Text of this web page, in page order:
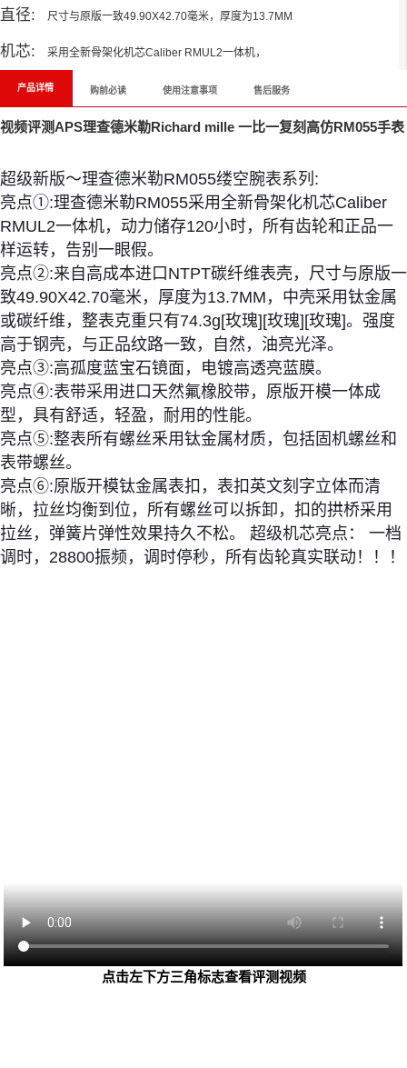
直径: 尺寸与原版一致49.90X42.70毫米，厚度为13.7MM
机芯: 采用全新骨架化机芯Caliber RMUL2一体机，
产品详情 购前必读 使用注意事项 售后服务
视频评测APS理查德米勒Richard mille 一比一复刻高仿RM055手表
超级新版～理查德米勒RM055缕空腕表系列:
亮点①:理查德米勒RM055采用全新骨架化机芯Caliber
RMUL2一体机，动力储存120小时，所有齿轮和正品一
样运转，告别一眼假。
亮点②:来自高成本进口NTPT碳纤维表壳，尺寸与原版一
致49.90X42.70毫米，厚度为13.7MM，中壳采用钛金属
或碳纤维，整表克重只有74.3g[玫瑰][玫瑰][玫瑰]。强度
高于钢壳，与正品纹路一致，自然，油亮光泽。
亮点③:高孤度蓝宝石镜面，电镀高透亮蓝膜。
亮点④:表带采用进口天然氟橡胶带，原版开模一体成
型，具有舒适，轻盈，耐用的性能。
亮点⑤:整表所有螺丝釆用钛金属材质，包括固机螺丝和
表带螺丝。
亮点⑥:原版开模钛金属表扣，表扣英文刻字立体而清
晰，拉丝均衡到位，所有螺丝可以拆卸，扣的拱桥采用
拉丝，弹簧片弹性效果持久不松。 超级机芯亮点： 一档
调时，28800振频，调时停秒，所有齿轮真实联动！！！
点击左下方三角标志查看评测视频